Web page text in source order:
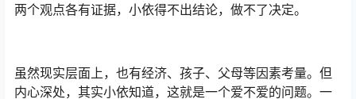
两个观点各有证据，小依得不出结论，做不了决定。
虽然现实层面上，也有经济、孩子、父母等因素考量。但
内心深处，其实小依知道，这就是一个爱不爱的问题。一